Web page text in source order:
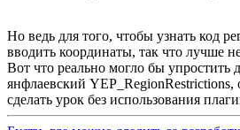
Но ведь для того, чтобы узнать код
вводить координаты, так что лучше
Вот что реально могло бы упростить
янфлаевский YEP_RegionRestrictions,
сделать урок без использования